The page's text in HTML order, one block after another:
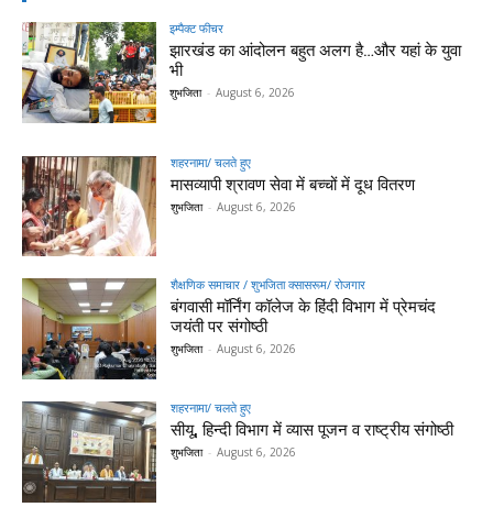
इम्पैक्ट फीचर
झारखंड का आंदोलन बहुत अलग है…और यहां के युवा
भी
शुभजिता - August 6, 2026
शहरनामा/ चलते हुए
मासव्यापी श्रावण सेवा में बच्चों में दूध वितरण
शुभजिता - August 6, 2026
शैक्षणिक समाचार / शुभजिता क्सासरूम/ रोजगार
बंगवासी मॉर्निंग कॉलेज के हिंदी विभाग में प्रेमचंद
जयंती पर संगोष्ठी
शुभजिता - August 6, 2026
शहरनामा/ चलते हुए
सीयू, हिन्दी विभाग में व्यास पूजन व राष्ट्रीय संगोष्ठी
शुभजिता - August 6, 2026